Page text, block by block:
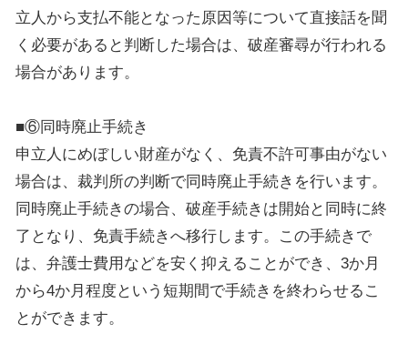
立人から支払不能となった原因等について直接話を聞
く必要があると判断した場合は、破産審尋が行われる
場合があります。
■⑥同時廃止手続き
申立人にめぼしい財産がなく、免責不許可事由がない
場合は、裁判所の判断で同時廃止手続きを行います。
同時廃止手続きの場合、破産手続きは開始と同時に終
了となり、免責手続きへ移行します。この手続きで
は、弁護士費用などを安く抑えることができ、3か月
から4か月程度という短期間で手続きを終わらせるこ
とができます。